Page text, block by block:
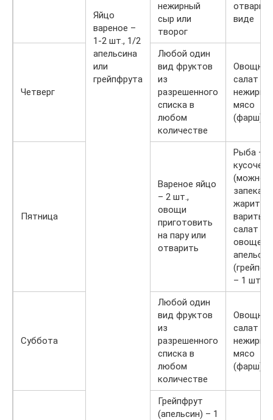
Яйцо
вареное –
1-2 шт., 1/2
апельсина
или
грейпфрута
нежирный
сыр или
творог
виде
Четверг
Любой один
вид фруктов
из
разрешенного
списка в
любом
количестве
Овощной
салат и
мясо
(фарш)
Пятница
Вареное яйцо
– 2 шт.,
овощи
приготовить
на пару или
отварить
Рыба – 1
кусочек
(можно
жарить,
варить),
салат из
овощей,
апельсин
– 1 шт.
Суббота
Любой один
вид фруктов
из
разрешенного
списка в
любом
количестве
Овощной
салат и
мясо
(фарш)
Грейпфрут
(апельсин) – 1